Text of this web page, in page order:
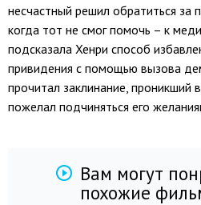
несчастный решил обратиться за
когда тот не смог помочь – к
подсказала Хенри способ
привидения с помощью вызова
прочитал заклинание, проникший
пожелал подчиняться его
Вам могут
похожие